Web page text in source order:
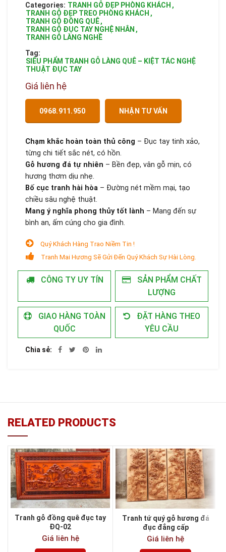
Categories: TRANH GỖ ĐẸP PHÒNG KHÁCH ,
TRANH GỖ ĐẸP TREO PHÒNG KHÁCH ,
TRANH GỖ ĐỒNG QUÊ,
TRANH GỖ ĐỤC TAY NGHỆ NHÂN ,
TRANH GỖ LÀNG NGHỀ
Tag:
SIÊU PHẨM TRANH GỖ LÀNG QUÊ – KIỆT TÁC NGHỆ
THUẬT ĐỤC TAY
Giá liên hệ
0968.911.950 NHẬN TƯ VẤN
Chạm khắc hoàn toàn thủ công – Đục tay tinh xảo,
từng chi tiết sắc nét, có hồn.
Gỗ hương đá tự nhiên – Bền đẹp, vân gỗ mịn, có
hương thơm dịu nhẹ.
Bố cục tranh hài hòa – Đường nét mềm mại, tạo
chiều sâu nghệ thuật.
Mang ý nghĩa phong thủy tốt lành – Mang đến sự
bình an, ấm cúng cho gia đình.
Quý Khách Hàng Trao Niềm Tin !
Tranh Mai Hương Sẽ Gửi Đến Quý Khách Sự Hài Lòng.
CÔNG TY UY TÍN
SẢN PHẨM CHẤT
LƯỢNG
GIAO HÀNG TOÀN
QUỐC
ĐẶT HÀNG THEO
YÊU CẦU
Chia sẻ
RELATED PRODUCTS
Tranh gỗ đồng quê đục tay
ĐQ-02
Giá liên hệ
Tranh tứ quý gỗ hương đá
đục đẳng cấp
Giá liên hệ